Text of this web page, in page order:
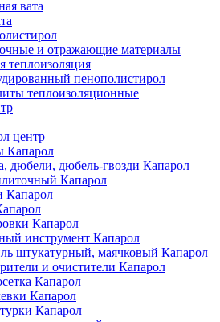
вата
и отражающие материалы
теплоизоляция
пенополистирол
теплоизоляционные
центр
Капарол
дюбели, дюбель-гвозди Капарол
Капарол
Капарол
Капарол
инструмент Капарол
штукатурный, маячковый Капарол
и очистители Капарол
Капарол
Капарол
Капарол